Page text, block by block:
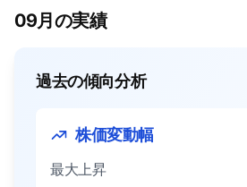
09月の実績
過去の傾向分析
株価変動幅
最大上昇